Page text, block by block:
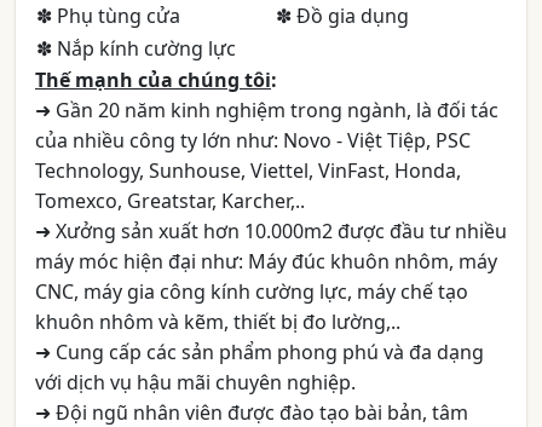
✽ Phụ tùng cửa
✽ Đồ gia dụng
✽ Nắp kính cường lực
Thế mạnh của chúng tôi:
➜ Gần 20 năm kinh nghiệm trong ngành, là đối tác
của nhiều công ty lớn như: Novo - Việt Tiệp, PSC
Technology, Sunhouse, Viettel, VinFast, Honda,
Tomexco, Greatstar, Karcher,..
➜ Xưởng sản xuất hơn 10.000m2 được đầu tư nhiều
máy móc hiện đại như: Máy đúc khuôn nhôm, máy
CNC, máy gia công kính cường lực, máy chế tạo
khuôn nhôm và kẽm, thiết bị đo lường,..
➜ Cung cấp các sản phẩm phong phú và đa dạng
với dịch vụ hậu mãi chuyên nghiệp.
➜ Đội ngũ nhân viên được đào tạo bài bản, tâm